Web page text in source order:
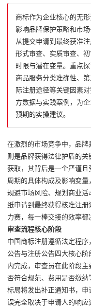
商标作为企业核心的无
影响品牌保护策略和市
从提交申请到最终获准
形式审查、实质审查、
时限与潜在变量。重点
商品服务分类准确性、
际注册途径等关键因素
方数据与实践案例，为
预期的实操建议。
在激烈的市场竞争中，品
则是品牌获得法律护盾的
获取，其背后是一个严谨
周期的具体构成及影响变量
规避市场风险、规划商业
纸申请到最终获得核准注
力赛，每一棒交接的效率都
审查流程核心阶段
中国商标注册遵循法定程
公告与注册公告四大核心
内完成，审查员在此阶段
否符合规范、费用是否缴
标局将发出补正通知书，
误完全取决于申请人的响应